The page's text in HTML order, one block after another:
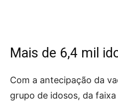
Mais de 6,4 mil
Com a antecipação da
grupo de idosos, da